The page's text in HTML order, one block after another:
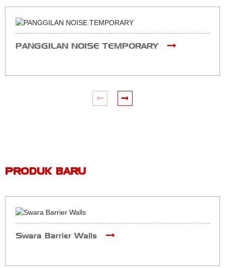
PANGGILAN NOISE TEMPORARY
PRODUK BARU
Swara Barrier Walls